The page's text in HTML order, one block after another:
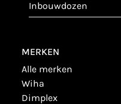
inbouwdozen
MERKEN
alle merken
wiha
dimplex